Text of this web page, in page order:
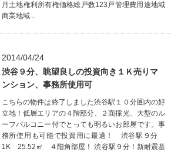
月土地権利所有権価格総戸数123戸管理費用途地域
商業地域...
2014/04/24
渋谷９分、眺望良しの投資向き１Ｋ売りマ
ンション、事務所使用可
こちらの物件は終了しました渋谷駅１０分圏内の好
立地！低層エリアの４階部分、２面採光、大型のル
ーフバルコニー付でとっても明るいお部屋です。事
務所使用も可能で投資用に最適！ 渋谷駅９分
1K 25.52㎡ ４階角部屋！ 渋谷駅９分！新耐震基